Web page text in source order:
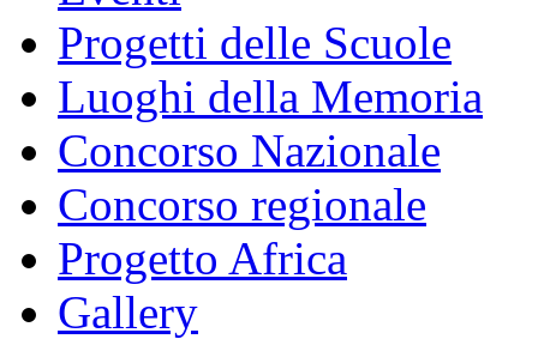
Progetti delle Scuole
Luoghi della Memoria
Concorso Nazionale
Concorso regionale
Progetto Africa
Gallery